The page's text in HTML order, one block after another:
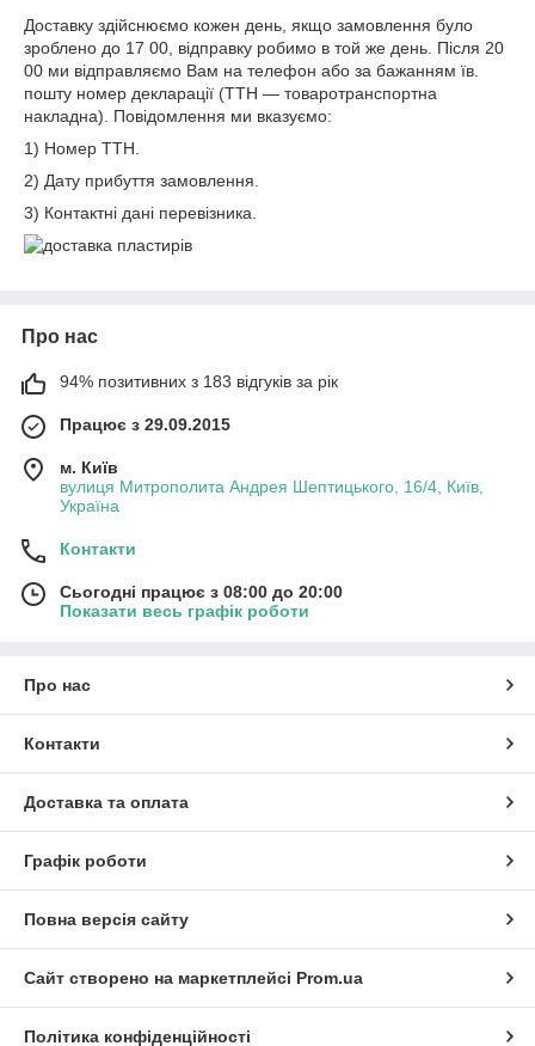
Доставку здійснюємо кожен день, якщо замовлення було
зроблено до 17 00, відправку робимо в той же день. Після 20
00 ми відправляємо Вам на телефон або за бажанням їв.
пошту номер декларації (ТТН ― товаротранспортна
накладна). Повідомлення ми вказуємо:
1) Номер ТТН.
2) Дату прибуття замовлення.
3) Контактні дані перевізника.
Про нас
94% позитивних з 183 відгуків за рік
Працює з 29.09.2015
м. Київ
вулиця Митрополита Андрея Шептицького, 16/4, Київ,
Україна
Контакти
Сьогодні працює з 08:00 до 20:00
Показати весь графік роботи
Про нас
Контакти
Доставка та оплата
Графік роботи
Повна версія сайту
Сайт створено на маркетплейсі Prom.ua
Політика конфіденційності